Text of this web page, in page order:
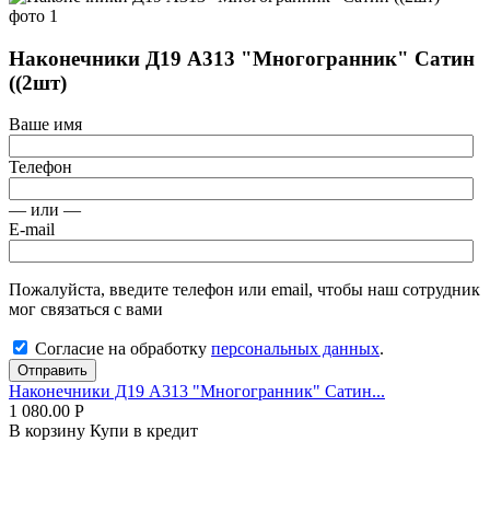
Наконечники Д19 А313 "Многогранник" Сатин
((2шт)
Ваше имя
Телефон
— или —
E-mail
Пожалуйста, введите телефон или email, чтобы наш сотрудник
мог связаться с вами
Согласие на обработку персональных данных.
Отправить
Наконечники Д19 А313 "Многогранник" Сатин...
1 080.00 Р
В корзину Купи в кредит